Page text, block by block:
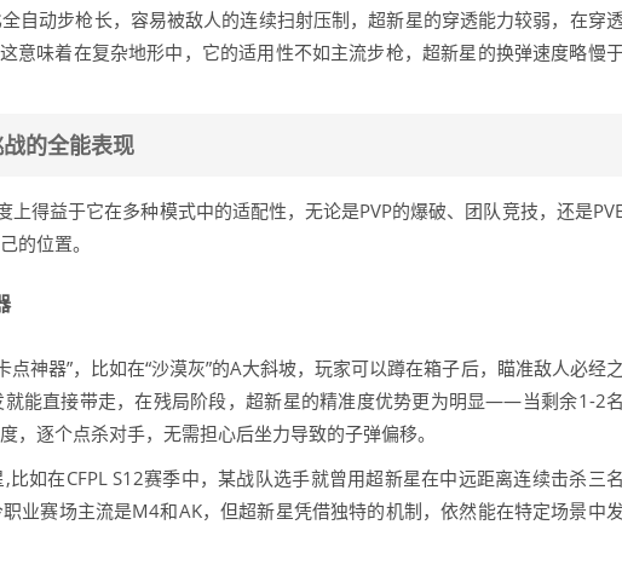
自动步枪长，容易被敌人的连续扫射压制，超新星的穿透能力较弱，在穿
意味着在复杂地形中，它的适用性不如主流步枪，超新星的换弹速度略慢
的全能表现
上得益于它在多种模式中的适配性，无论是PVP的爆破、团队竞技，还是
的位置。
神器”，比如在“沙漠灰”的A大斜坡，玩家可以蹲在箱子后，瞄准敌人必经之
能直接带走，在残局阶段，超新星的精准度优势更为明显——当剩余1-2名
，逐个点杀对手，无需担心后坐力导致的子弹偏移。
如在CFPL S12赛季中，某战队选手就曾用超新星在中远距离连续击杀三名
业赛场主流是M4和AK，但超新星凭借独特的机制，依然能在特定场景中发